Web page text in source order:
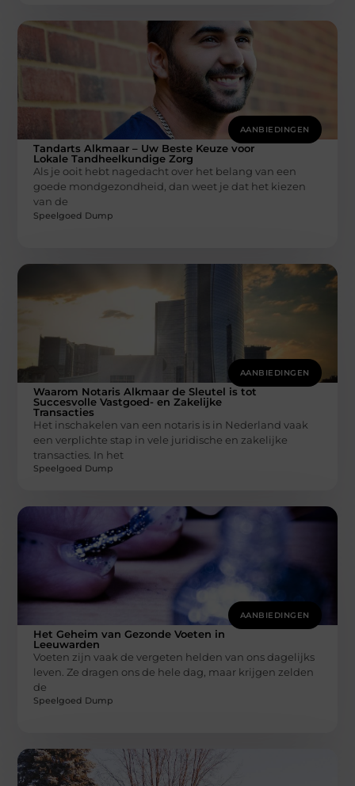
AANBIEDINGEN
Tandarts Alkmaar – Uw Beste Keuze voor
Lokale Tandheelkundige Zorg
Als je ooit hebt nagedacht over het belang van een
goede mondgezondheid, dan weet je dat het kiezen
van de
Speelgoed Dump
AANBIEDINGEN
Waarom Notaris Alkmaar de Sleutel is tot
Succesvolle Vastgoed- en Zakelijke
Transacties
Het inschakelen van een notaris is in Nederland vaak
een verplichte stap in vele juridische en zakelijke
transacties. In het
Speelgoed Dump
AANBIEDINGEN
Het Geheim van Gezonde Voeten in
Leeuwarden
Voeten zijn vaak de vergeten helden van ons dagelijks
leven. Ze dragen ons de hele dag, maar krijgen zelden
de
Speelgoed Dump